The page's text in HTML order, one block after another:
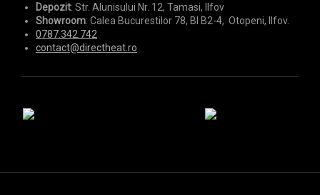
Depozit: Str. Alunisului Nr. 12, Tamasi, Ilfov
Showroom: Calea Bucurestilor 78, Bl B2-4, Otopeni, Ilfov.
0787.342.742
contact@directheat.ro